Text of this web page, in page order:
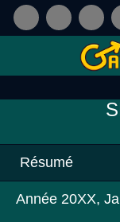
Résumé
Année 20XX,